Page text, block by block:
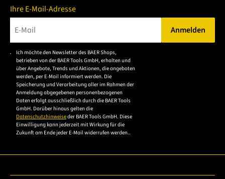
Ihre E-Mail-Adresse
Bitte geben Sie eine gültige E-Mail-Adresse ein.
Anmelden
Ich möchte den Newsletter des BAER Shops,
betrieben von der BAER Tools GmbH, erhalten und
über Angebote, Trends und Aktionen, die angeboten
werden, per E-Mail informiert werden. Die
Speicherung und Verarbeitung aller im Rahmen der
Anmeldung abgegebenen personenbezogenen
Daten erfolgt ausschließlich durch die BAER Tools
GmbH. Darüber hinaus gelten die
Datenschutzhinweiseder BAER Tools GmbH. Diese
Einwilligung kann jederzeit mit Wirkung für die
Zukunft am Ende jeder E-Mail widerrufen werden..